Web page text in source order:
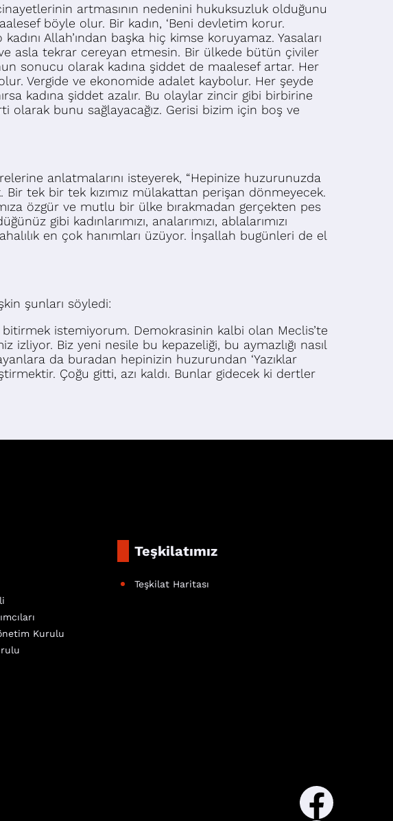
artmasının nedenini hukuksuzluk olduğunu
böyle olur. Bir kadın, ‘Beni devletim korur.
Allah’ından başka hiç kimse koruyamaz. Yasaları
ve asla tekrar cereyan etmesin. Bir ülkede bütün çiviler
sonucu olarak kadına şiddet de maalesef artar. Her
Vergide ve ekonomide adalet kaybolur. Her şeyde
kadına şiddet azalır. Bu olaylar zincir gibi birbirine
olarak bunu sağlayacağız. Gerisi bizim için boş ve
anlatmalarını isteyerek, “Hepinize huzurunuzda
tek bir tek kızımız mülakattan perişan dönmeyecek.
özgür ve mutlu bir ülke bırakmadan gerçekten pes
gibi kadınlarımızı, analarımızı, ablalarımızı
en çok hanımları üzüyor. İnşallah bugünleri de el
şunları söyledi:
istemiyorum. Demokrasinin kalbi olan Meclis’te
Biz yeni nesile bu kepazeliği, bu aymazlığı nasıl
da buradan hepinizin huzurundan ‘Yazıklar
Çoğu gitti, azı kaldı. Bunlar gidecek ki dertler
Kurulu
Teşkilatımız
Teşkilat Haritası